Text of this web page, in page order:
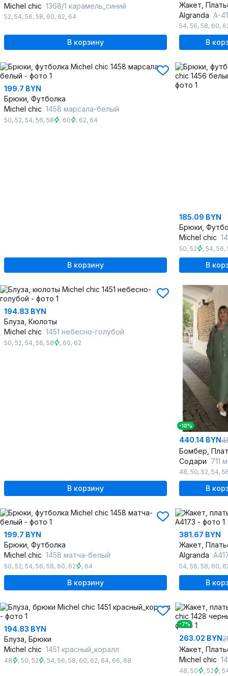
Michel chic 1368/1 карамель_синий
52, 54, 56, 58, 60, 62, 64
В корзину
Жакет,
Algranda А-
54, 56, 58, 60,
В
199.7 BYN
Брюки, Футболка
Michel chic 1458 марсала-белый
50, 52, 54, 56, 58 , 60 , 62, 64
В корзину
185.09 BYN
Брюки,
Michel chic
50, 52 , 54, 56,
В
194.83 BYN
Блуза, Кюлоты
Michel chic 1451 небесно-голубой
50, 52, 54, 56, 58 , 60, 62
В корзину
-10%
440.14 BYN
Бомбер,
Содари 711
48, 50, 52, 54,
В
199.7 BYN
Брюки, Футболка
Michel chic 1458 матча-белый
50, 52, 54, 56, 58, 60, 62 , 64
В корзину
381.67 BYN
Жакет,
Algranda
54, 56, 58, 60,
В
194.83 BYN
Блуза, Брюки
Michel chic 1451 красный_коралл
48 , 50, 52 , 54, 56, 58, 60, 62, 64, 66, 68
-7%
263.02 BYN
Жакет,
Michel chic
48, 50 , 52 ,